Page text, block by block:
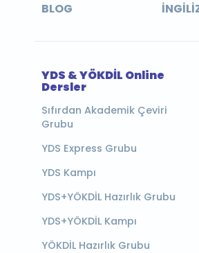
BLOG
YDS & YÖKDİL Online
Dersler
Sıfırdan Akademik Çeviri
Grubu
YDS Express Grubu
YDS Kampı
YDS+YÖKDİL Hazırlık Grubu
YDS+YÖKDİL Kampı
YÖKDİL Hazırlık Grubu